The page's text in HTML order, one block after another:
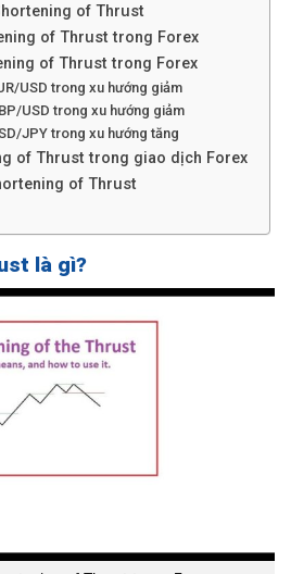
of Thrust
of Thrust trong Forex
of Thrust trong Forex
USD trong xu hướng giảm
USD trong xu hướng giảm
JPY trong xu hướng tăng
of Thrust trong giao dịch Forex
of Thrust
là gì?